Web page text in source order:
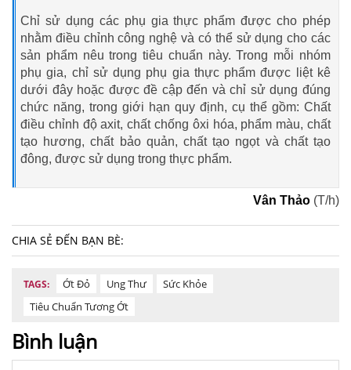
Chỉ sử dụng các phụ gia thực phẩm được cho phép
nhằm điều chỉnh công nghệ và có thể sử dụng cho các
sản phẩm nêu trong tiêu chuẩn này. Trong mỗi nhóm
phụ gia, chỉ sử dụng phụ gia thực phẩm được liệt kê
dưới đây hoặc được đề cập đến và chỉ sử dụng đúng
chức năng, trong giới hạn quy định, cụ thể gồm: Chất
điều chỉnh độ axit, chất chống ôxi hóa, phẩm màu, chất
tạo hương, chất bảo quản, chất tạo ngọt và chất tạo
đông, được sử dụng trong thực phẩm.
Vân Thảo (T/h)
CHIA SẺ ĐẾN BẠN BÈ:
TAGS: Ớt Đỏ Ung Thư
Sức Khỏe
Tiêu Chuẩn Tương Ớt
Bình luận